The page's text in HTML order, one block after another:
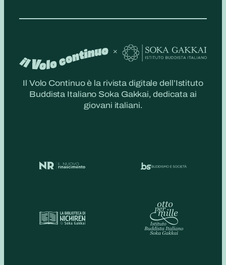
Il Volo Continuo è la rivista digitale dell’Istituto
Buddista Italiano Soka Gakkai, dedicata ai
giovani italiani.